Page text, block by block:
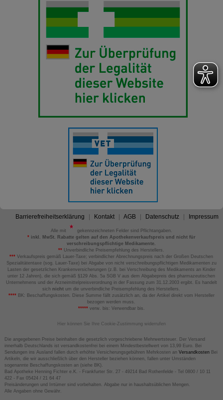
Barrierefreiheitserklärung Kontakt AGB Datenschutz Impressum
Alle mit
gekennzeichneten Felder sind Pflichtangaben.
*inkl. MwSt. Rabatte gelten auf den Apothekenverkaufspreis und nicht für
verschreibungspflichtige Medikamente.
** Unverbindliche Preisempfehlung des Herstellers.
*** Verkaufspreis gemäß Lauer-Taxe; verbindlicher Abrechnungspreis nach der Großen Deutschen
Spezialitätentaxe (sog. Lauer-Taxe) bei Abgabe von nicht verschreibungspflichtigen Medikamenten zu
Lasten der gesetzlichen Krankenversicherungen (z.B. bei Verschreibung des Medikaments an Kinder
unter 12 Jahren), die sich gemäß §129 Abs. 5a SGB V aus dem Abgabepreis des pharmazeutischen
Unternehmens und der Arzneimittelpreisverordnung in der Fassung zum 31.12.2003 ergibt. Es handelt
sich nicht um die unverbindliche Preisempfehlung des Herstellers.
****BK: Beschaffungskosten. Diese Summe fällt zusätzlich an, da der Artikel direkt vom Hersteller
bezogen werden muss.
*****verw. bis: Verwendbar bis.
Hier können Sie Ihre Cookie-Zustimmung widerrufen
Die angegebenen Preise beinhalten die gesetzlich vorgeschriebene Mehrwertsteuer. Der Versand
innerhalb Deutschlands ist versandkostenfrei bei einem Mindestbestellwert von 13,99 Euro. Bei
Sendungen ins Ausland fallen durch erhöhte Versicherungsgebühren Mehrkosten an VersandkostenBei
Artikeln, die wir ausschließlich über den Hersteller beziehen können, fallen unter Umständen
sogenannte Beschaffungskosten an (siehe BK).
Bad Apotheke Henning Fichter e.K. - Frankfurter Str. 27 - 49214 Bad Rothenfelde - Tel 0800 / 10 11
422 - Fax 05424 / 21 64 47
Preisänderungen und Irrtümer sind vorbehalten. Abgabe nur in haushaltsüblichen Mengen.
Alle Angaben ohne Gewähr.